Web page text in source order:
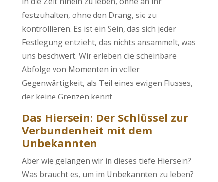
festzuhalten, ohne den Drang, sie zu
kontrollieren. Es ist ein Sein, das sich jeder
Festlegung entzieht, das nichts ansammelt, was
uns beschwert. Wir erleben die scheinbare
Abfolge von Momenten in voller
Gegenwärtigkeit, als Teil eines ewigen Flusses,
der keine Grenzen kennt.
Das Hiersein: Der Schlüssel zur
Verbundenheit mit dem
Unbekannten
Aber wie gelangen wir in dieses tiefe Hiersein?
Was braucht es, um im Unbekannten zu leben?